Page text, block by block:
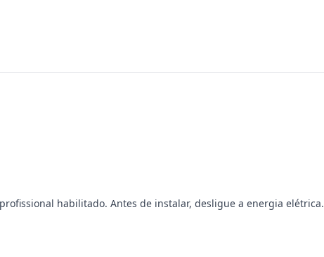
habilitado. Antes de instalar, desligue a energia elétrica.